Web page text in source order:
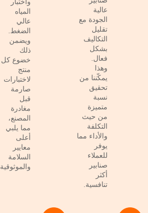
عالية
الجودة مع
تقليل
التكاليف
بشكل
فعال.
وهذا
يمكّننا من
تحقيق
نسبة
متميزة
من حيث
التكلفة
والأداء مما
يوفر
للعملاء
صنابير
أكثر
تنافسية.
المياه
عالي
الضغط.
ويضمن
ذلك
خضوع كل
منتج
لاختبارات
صارمة
قبل
مغادرة
المصنع،
مما يلبي
أعلى
معايير
السلامة
والموثوقية.